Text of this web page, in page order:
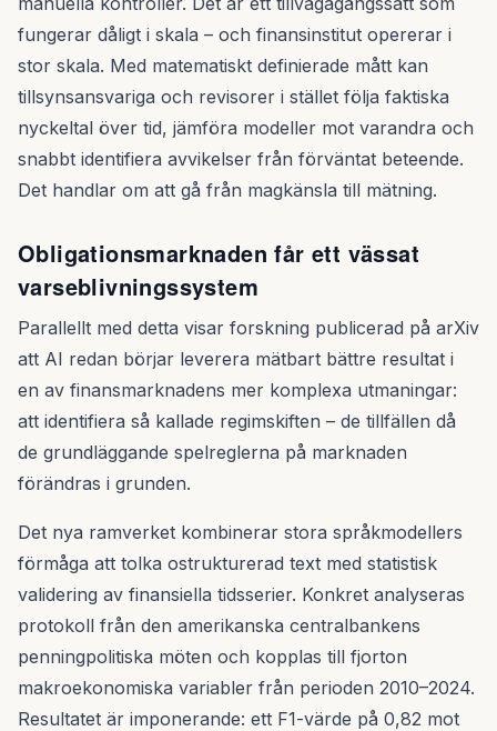
fungerar dåligt i skala – och finansinstitut opererar i
stor skala. Med matematiskt definierade mått kan
tillsynsansvariga och revisorer i stället följa faktiska
nyckeltal över tid, jämföra modeller mot varandra och
snabbt identifiera avvikelser från förväntat beteende.
Det handlar om att gå från magkänsla till mätning.
Obligationsmarknaden får ett vässat
varseblivningssystem
Parallellt med detta visar forskning publicerad på arXiv
att AI redan börjar leverera mätbart bättre resultat i
en av finansmarknadens mer komplexa utmaningar:
att identifiera så kallade regimskiften – de tillfällen då
de grundläggande spelreglerna på marknaden
förändras i grunden.
Det nya ramverket kombinerar stora språkmodellers
förmåga att tolka ostrukturerad text med statistisk
validering av finansiella tidsserier. Konkret analyseras
protokoll från den amerikanska centralbankens
penningpolitiska möten och kopplas till fjorton
makroekonomiska variabler från perioden 2010–2024.
Resultatet är imponerande: ett F1-värde på 0,82 mot